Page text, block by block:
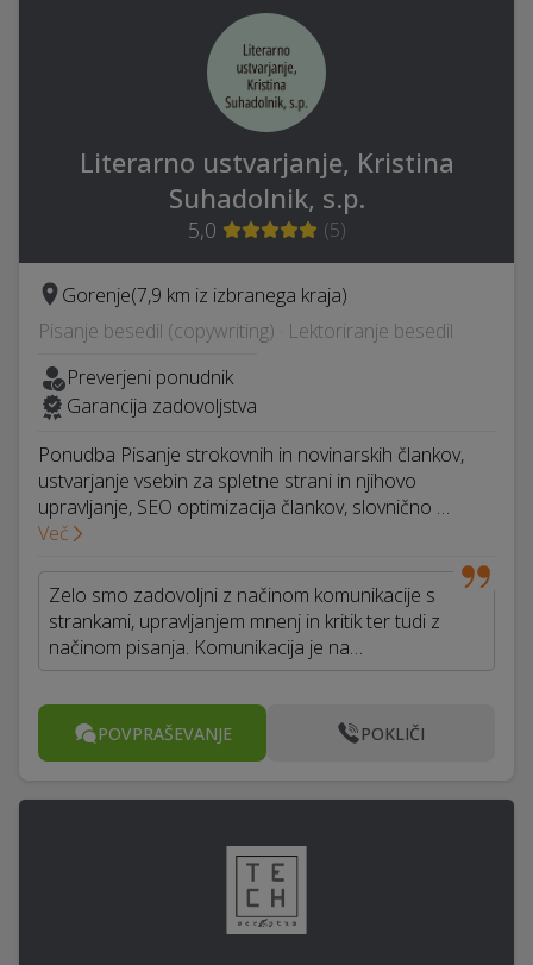
Literarno ustvarjanje, Kristina
Suhadolnik, s.p.
5,0 (5)
Gorenje(7,9 km iz izbranega kraja)
Pisanje besedil (copywriting) · Lektoriranje besedil
Preverjeni ponudnik
Garancija zadovoljstva
Ponudba Pisanje strokovnih in novinarskih člankov,
ustvarjanje vsebin za spletne strani in njihovo
upravljanje, SEO optimizacija člankov, slovnično …
Več
Zelo smo zadovoljni z načinom komunikacije s
strankami, upravljanjem mnenj in kritik ter tudi z
načinom pisanja. Komunikacija je na…
POVPRAŠEVANJE POKLIČI